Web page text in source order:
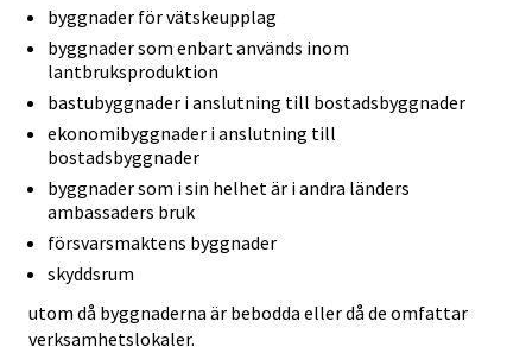
byggnader för vätskeupplag
byggnader som enbart används inom
lantbruksproduktion
bastubyggnader i anslutning till bostadsbyggnader
ekonomibyggnader i anslutning till
bostadsbyggnader
byggnader som i sin helhet är i andra länders
ambassaders bruk
försvarsmaktens byggnader
skyddsrum
utom då byggnaderna är bebodda eller då de omfattar
verksamhetslokaler.